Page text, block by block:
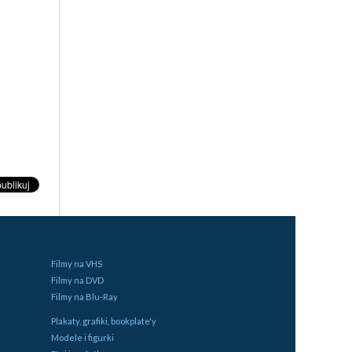
Filmy na VHS
Filmy na DVD
Filmy na Blu-Ray
Plakaty, grafiki, bookplate'y
Modele i figurki